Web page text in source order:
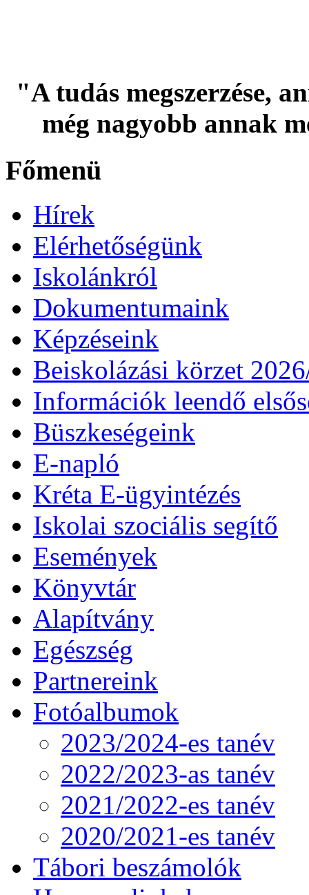
"A tudás megszerzése,
még nagyobb annak
Főmenü
Hírek
Elérhetőségünk
Iskolánkról
Dokumentumaink
Képzéseink
Beiskolázási körzet
Információk leendő
Büszkeségeink
E-napló
Kréta E-ügyintézés
Iskolai szociális segítő
Események
Könyvtár
Alapítvány
Egészség
Partnereink
Fotóalbumok
2023/2024-es tanév
2022/2023-as tanév
2021/2022-es tanév
2020/2021-es tanév
Tábori beszámolók